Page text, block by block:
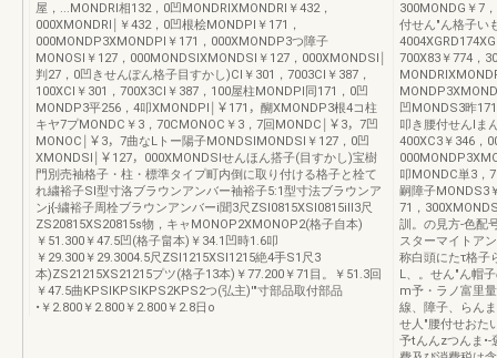
屋，...MONDRI相132，0凹MONDRIXMONDRI￥432，
000XMONDRI￨￥432，0凹根桧MONDPI￥171，
000MONDP3XMONDPI￥171，000XMONDP3つ障子
MONOSI￥127，000MONDSIXMONDSl￥127，000XMONDSI￨
判27，0凹きせんぽん格子目すかし)CI￥301，7003CI￥387，
100XCI￥301，700X3CI￥387，100屋柱MONDPI同171，0凹
MONDP3平256，4叩XMONDPI￨￥171，醐XMONDP3根4コ柱
キヤ7プMONDC￥3，70CMONOC￥3，7回MONDC￨￥3，7凹
MONOC￨￥3，7曲なLトー陽子MONDSIMONDSI￥127，0凹
XMONDSI￨￥127，000XMONDSIせんほん搭子(目すかし)宝樹
門別売袖格子・柱・標準タイプ町内倒に取り付ける格子と栓て
れ繍裕子SI型寸洛ブラウンアンバー袖裕子5:1型寸法ブラウンア
ンj{-繍裕子周栓ブラウンアンバーi聞3尺ZSI0815XSI0815iIl3尺
ZS20815XS20815s物，キャMONOP2XMONOP2(格子自本)
￥51.300￥47.5凹(格子畠本)￥34.1凹時1.6叩
￥29.300￥29.3004.5尺ZSI1215XSI1215絶4手S1尺3
本)ZS21215XS21215プツ(格子13本)￥77.200￥71目。￥51.3回
￥47.5曲KPSIKPSIKPS2KPS2つ(弘主)'"寸部品取付部品
•￥2.800￥2.800￥2.800￥2.8日o
300MONDG￥7
付せん"ん格子い
700X83￥774，
凹MONDS3昨
叩き腰付せんlま
400XC3￥346，
叩MONDC単3，
嗣障子MONDS3
71，
訓。の見方-色配
スターマイトア
称白頭にたτ格子
L、。せん"ん帽
m予・ラノ富里
線、障子、らん
せ人"腰付せおた
予tんんzつんま•-